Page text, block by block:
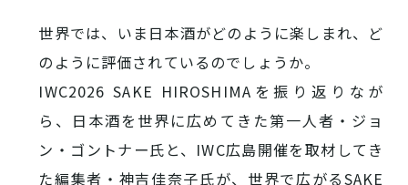
世界では、いま日本酒がどのように楽しまれ、ど
のように評価されているのでしょうか。
IWC2026 SAKE HIROSHIMAを振り返りなが
ら、日本酒を世界に広めてきた第一人者・ジョ
ン・ゴントナー氏と、IWC広島開催を取材してき
た編集者・神吉佳奈子氏が、世界で広がるSAKE
お役立ち情報